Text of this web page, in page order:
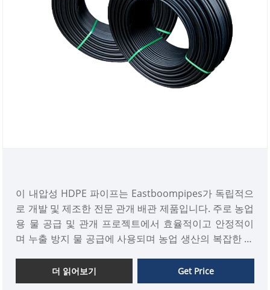
이 내압성 HDPE 파이프는 Eastboompipes가 독립적으
로 개발 및 제조한 전문 관개 배관 제품입니다. 주로 농업
용 물 공급 및 관개 프로젝트에서 효율적이고 안정적이
며 누출 방지 물 공급에 사용되며 농업 생산의 복잡한 지
주문과 장기적인 협력을 환영합니다.
더 읽어보기 Get Price